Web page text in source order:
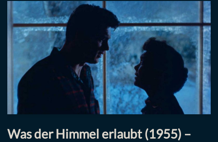
Was der Himmel erlaubt (1955) –